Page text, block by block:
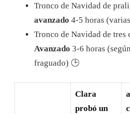
Tronco de Navidad de
avanzado 4-5 horas
Tronco de Navidad de tres
Avanzado 3-6 horas
fraguado) 🕒
Clara
probó un